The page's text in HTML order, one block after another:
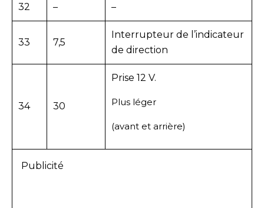
32 – –
33 7,5
Interrupteur de l’indicateur
de direction
34 30
Prise 12 V.
Plus léger
(avant et arrière)
Publicité